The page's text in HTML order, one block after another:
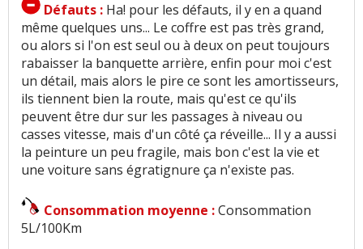
Défauts : Ha! pour les défauts, il y en a quand
même quelques uns... Le coffre est pas très grand,
ou alors si l'on est seul ou à deux on peut toujours
rabaisser la banquette arrière, enfin pour moi c'est
un détail, mais alors le pire ce sont les amortisseurs,
ils tiennent bien la route, mais qu'est ce qu'ils
peuvent être dur sur les passages à niveau ou
casses vitesse, mais d'un côté ça réveille... Il y a aussi
la peinture un peu fragile, mais bon c'est la vie et
une voiture sans égratignure ça n'existe pas.
Consommation moyenne :Consommation
5L/100Km